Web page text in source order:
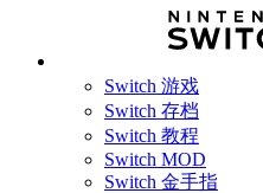
Switch 游戏
Switch 存档
Switch 教程
Switch MOD
Switch 金手指